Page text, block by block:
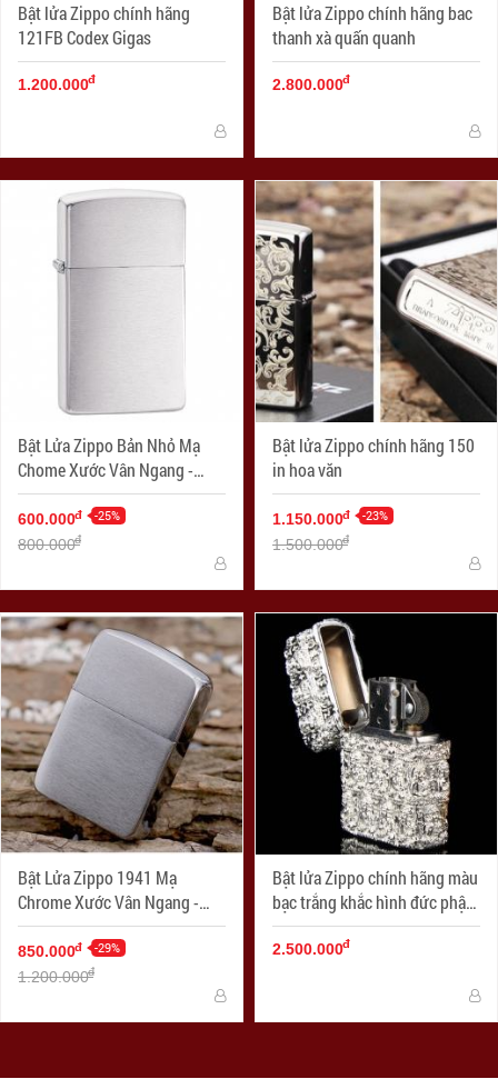
Bật lửa Zippo chính hãng
121FB Codex Gigas
1.200.000đ
Bật lửa Zippo chính hãng bac
thanh xà quấn quanh
2.800.000đ
Bật Lửa Zippo Bản Nhỏ Mạ
Chome Xước Vân Ngang -
SKU 1600 – Zippo Slim
Brushed Chrome
600.000đ -25%
800.000đ
Bật lửa Zippo chính hãng 150
in hoa văn
1.150.000đ -23%
1.500.000đ
Bật Lửa Zippo 1941 Mạ
Chrome Xước Vân Ngang -
SKU 1941 – Zippo Replica
1941 Brushed Chrome
850.000đ -29%
1.200.000đ
Bật lửa Zippo chính hãng màu
bạc trắng khắc hình đức phật
cổ
2.500.000đ